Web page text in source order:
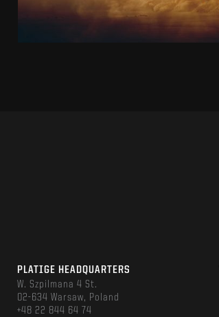
PLATIGE HEADQUARTERS
W. Szpilmana 4 St.
02-634 Warsaw, Poland
+48 22 844 64 74